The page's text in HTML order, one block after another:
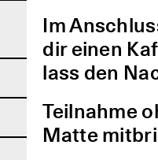
Im
dir einen
lass den
Teilnahme
Matte